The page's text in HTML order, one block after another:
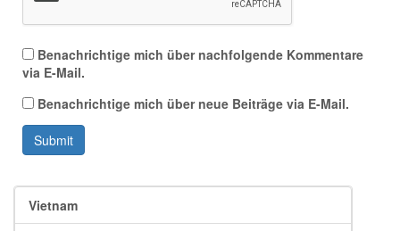
Benachrichtige mich über nachfolgende Kommentare
via E-Mail.
Benachrichtige mich über neue Beiträge via E-Mail.
Submit
Vietnam